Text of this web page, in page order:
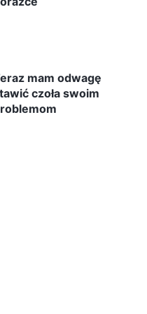
zepsuł – ale
obchodzi. Złe jest
przymyka
godne pogardy?
poważnych
fałszywi
wymówki:
mam odwagę
czoła swoim